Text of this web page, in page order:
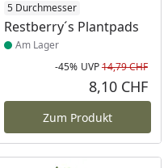
in ProzentPreis
5 Durchmesser
Restberry´s Plantpads
Produkt am Lager
Am Lager
-45% UVP14,79 CHF
8,10 CHF
Zum Produkt